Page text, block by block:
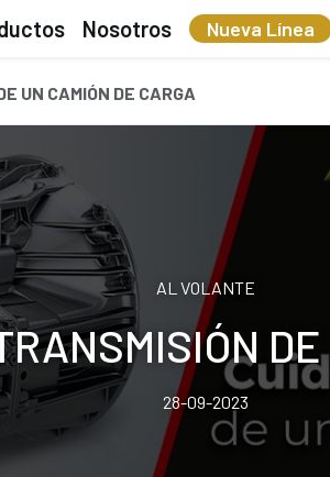
Nosotros Nueva Línea
UN CAMIÓN DE CARGA
AL VOLANTE
28-09-2023